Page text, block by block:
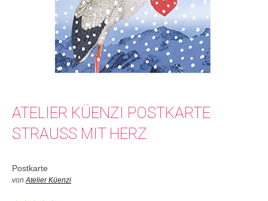
ATELIER KÜENZI POSTKARTE
STRAUSS MIT HERZ
Postkarte
vonAtelier Küenzi